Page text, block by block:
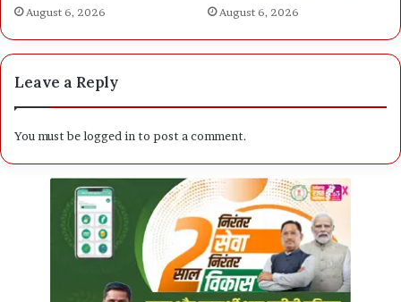
August 6, 2026 August 6, 2026
Leave a Reply
You must belogged into post a comment.